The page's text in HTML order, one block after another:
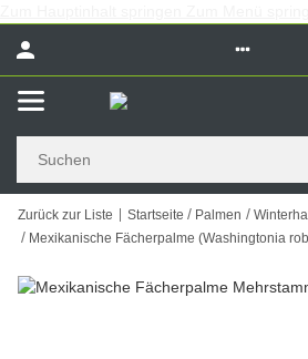
Zurück zur Liste Startseite Palmen
Mexikanische Fächerpalme (Washingtonia